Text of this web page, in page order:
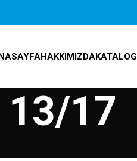
HAKKIMIZDAKATALOG
13/17